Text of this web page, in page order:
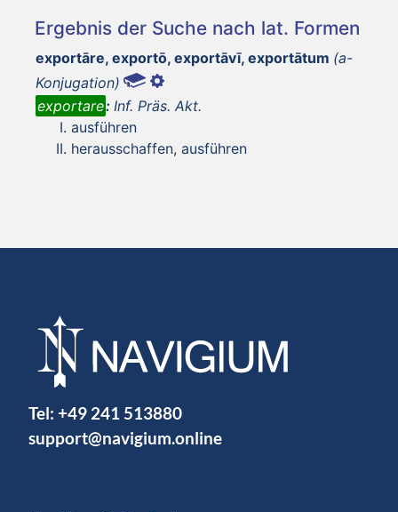
Ergebnis der Suche nach lat. Formen
exportāre, exportō, exportāvī, exportātum (a-
Konjugation)
exportare: Inf. Präs. Akt.
ausführen
herausschaffen, ausführen
Tel: +49 241 513880
support@navigium.online